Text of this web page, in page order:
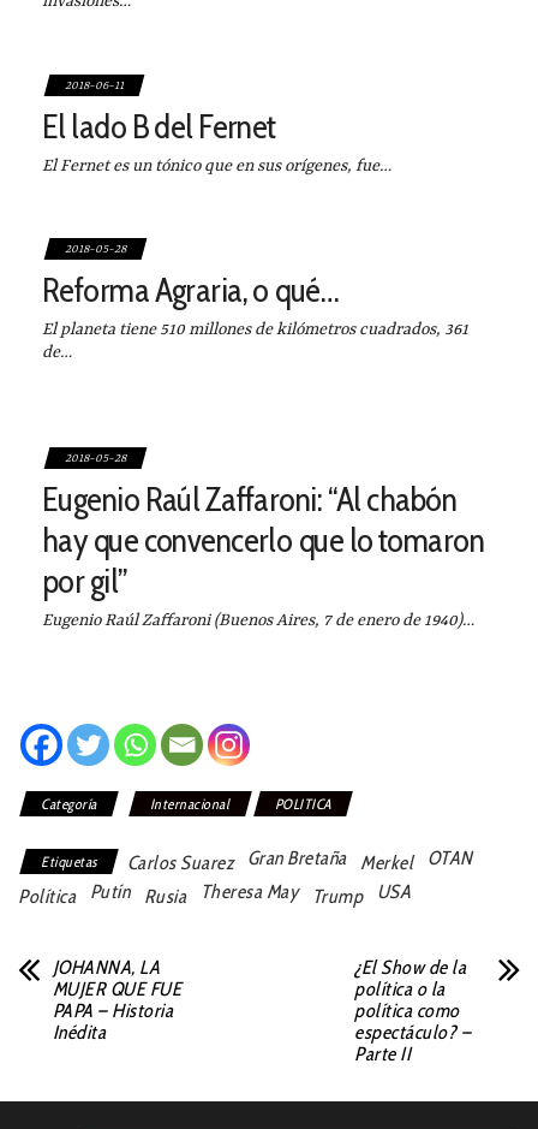
2018-06-11
El lado B del Fernet
El Fernet es un tónico que en sus orígenes, fue…
2018-05-28
Reforma Agraria, o qué…
El planeta tiene 510 millones de kilómetros cuadrados, 361
de…
2018-05-28
Eugenio Raúl Zaffaroni: “Al chabón
hay que convencerlo que lo tomaron
por gil”
Eugenio Raúl Zaffaroni (Buenos Aires, 7 de enero de 1940)…
Categoría Internacional POLITICA
Etiquetas Carlos Suarez Gran Bretaña Merkel
OTAN
Política
Putín Rusia Theresa May Trump USA
JOHANNA, LA
MUJER QUE FUE
PAPA – Historia
Inédita
¿El Show de la
política o la
política como
espectáculo? –
Parte II